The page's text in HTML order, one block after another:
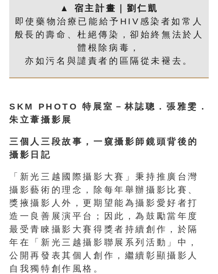
▲ 宿主計畫｜劉仁凱
即使藥物治療已能給予HIV感染者如常人
般長的壽命、杜絕傳染，卻始終無法於人
體根除病毒，
亦如污名與譴責者的區隔從未褪去。
SKM PHOTO特展室－林誌聰．張雅雯．
朱立葦攝影展
三個人三段故事，一窺攝影師鏡頭背後的
攝影日記
「新光三越國際攝影大賽」秉持推廣台灣
攝影藝術的理念，除每年舉辦攝影比賽、
獎掖攝影人外，更期望能為攝影愛好者打
造一良善展演平台；因此，為鼓勵當年度
最受青睞攝影大賽得獎者持續創作，於隔
年在「新光三越攝影聯展系列活動」中，
公開再發表其個人創作，繼續彰顯攝影人
自我獨特創作風格。